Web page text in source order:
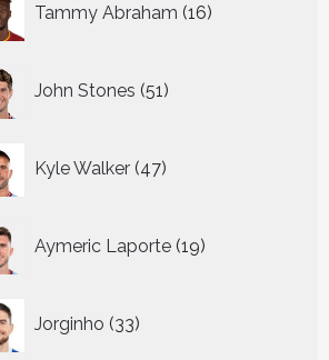
Tammy Abraham 16
producten
John Stones 51
producten
Kyle Walker 47
producten
Aymeric Laporte 19
producten
Jorginho 33
producten